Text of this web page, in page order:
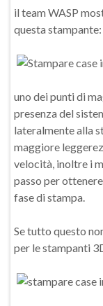
il team WASP
questa stampante:
uno dei punti di
presenza del
lateralmente alla
maggiore
velocità, inoltre i
passo per
fase di stampa.
Se tutto questo
per le stampanti